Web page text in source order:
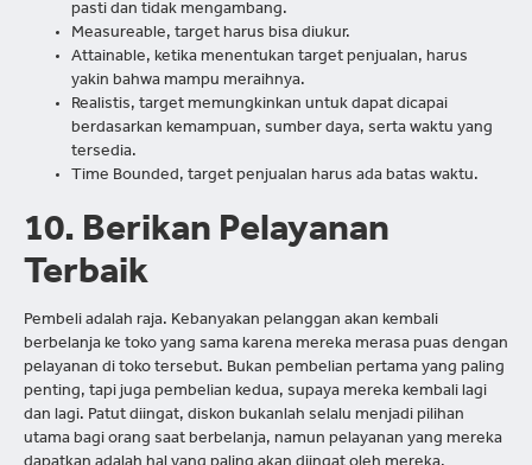
pasti dan tidak mengambang.
Measureable, target harus bisa diukur.
Attainable, ketika menentukan target penjualan, harus
yakin bahwa mampu meraihnya.
Realistis, target memungkinkan untuk dapat dicapai
berdasarkan kemampuan, sumber daya, serta waktu yang
tersedia.
Time Bounded, target penjualan harus ada batas waktu.
10. Berikan Pelayanan
Terbaik
Pembeli adalah raja. Kebanyakan pelanggan akan kembali
berbelanja ke toko yang sama karena mereka merasa puas dengan
pelayanan di toko tersebut. Bukan pembelian pertama yang paling
penting, tapi juga pembelian kedua, supaya mereka kembali lagi
dan lagi. Patut diingat, diskon bukanlah selalu menjadi pilihan
utama bagi orang saat berbelanja, namun pelayanan yang mereka